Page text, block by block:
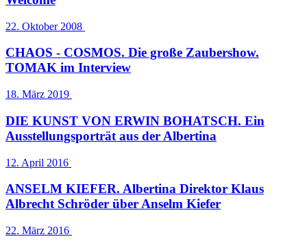
22. Oktober 2008
CHAOS - COSMOS. Die große Zaubershow.
TOMAK im Interview
18. März 2019
DIE KUNST VON ERWIN BOHATSCH. Ein
Ausstellungsporträt aus der Albertina
12. April 2016
ANSELM KIEFER. Albertina Direktor Klaus
Albrecht Schröder über Anselm Kiefer
22. März 2016